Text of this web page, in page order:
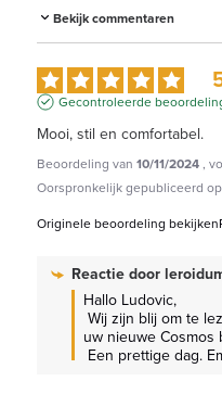
Bekijk commentaren
Gecontroleerde
Mooi, stil en comfortabel.
Beoordeling van 10/11/2024,
Oorspronkelijk gepubliceerd op
Originele beoordeling bekijken
Reactie door
Hallo Ludovic,
uw nieuwe Cosmos
Een prettige dag.